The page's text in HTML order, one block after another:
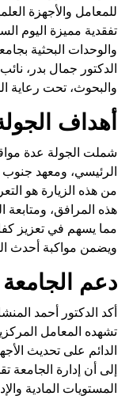
للمعامل والأجهزة
تفقدية مميزة اليوم
والوحدات البحثية
الدكتور جمال بدر،
والبحوث، تحت رعاية
أهداف
شملت الجولة عدة
الرئيسي، ومعهد جنوب
من هذه الزيارة هو
هذه المرافق،
مما يسهم في تعزيز
ويضمن مواكبة أحدث
دعم
أكد الدكتور أحمد
تشهده المعامل
الدائم على تحديث
إلى أن إدارة الجامعة
المستويات المادية